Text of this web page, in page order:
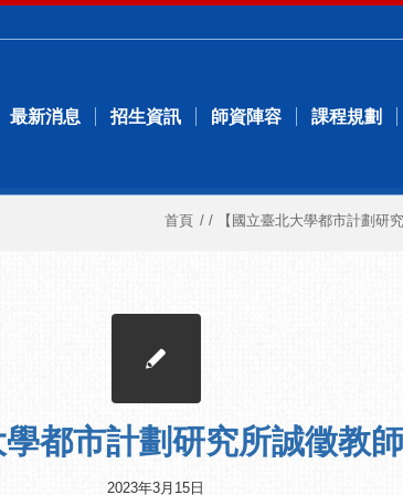
最新消息 招生資訊 師資陣容 課程規劃
首頁 / / 【國立臺北大學都市計劃研
學都市計劃研究所誠徵教
2023年3月15日